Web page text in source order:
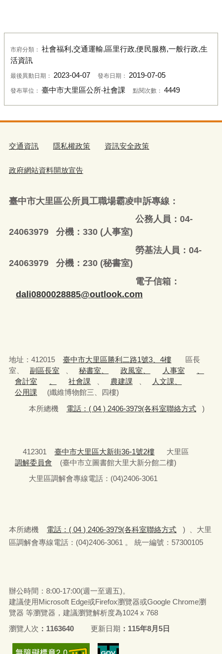
市府分類： 社會福利,交通運輸,區里行政,便民服務,一般行政,生
活資訊
最後異動日期： 2023-04-07 發布日期： 2019-07-05
發布單位： 臺中市大里區公所‧社會課 點閱次數： 4449
交通資訊 隱私權政策 資訊安全政策
政府網站資料開放宣告
臺中市大里區公所員工職場霸凌申訴專線：
公務人員：04-
24063979 分機：330 (人事室)
勞基法人員：04-
24063979 分機：230 (秘書室)
電子信箱：
dali0800028885@outlook.com
地址：412015 臺中市大里區勝利二路1號3、4樓
區長
室、
副區長室 秘書室、 政風室、 人事室
會計室
社會課 農建課
人文課、
公用課
(纖維博物館三、四樓)
本所總機
電話：( 04 ) 2406-3979(各科室聯絡方式 )
412301 臺中市大里區大新街36-1號2樓
大里區
調解委員會
(臺中市立圖書館大里大新分館二樓)
大里區調解會專線電話：(04)2406-3061
本所總機 電話：( 04 ) 2406-3979(各科室聯絡方式
) 、大里
區調解會專線電話：(04)2406-3061 。 統一編號：57300105
辦公時間：8:00-17:00(週一至週五)。
建議使用Microsoft Edge或Firefox瀏覽器或Google Chrome瀏
覽器 等瀏覽器，建議瀏覽解析度為1024 x 768
瀏覽人次
1163640 更新日期 115年8月5日